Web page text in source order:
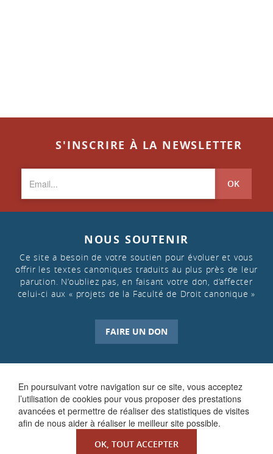
En poursuivant votre navigation sur ce site, vous acceptez
l’utilisation de cookies pour vous proposer des prestations
avancées et permettre de réaliser des statistiques de visites
afin de nous aider à réaliser le meilleur site possible.
OK, TOUT ACCEPTER
S'INSCRIRE À LA NEWSLETTER
OK
NOUS SOUTENIR
Ce site a besoin de votre soutien pour évoluer et vous
offrir les textes canoniques traduits au plus près de leur
parution. N’oubliez pas, en faisant votre don, d’affecter
celui-ci aux « projets de la Faculté de Droit canonique »
FAIRE UN DON